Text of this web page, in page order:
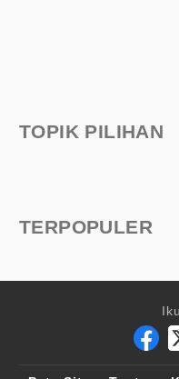
TOPIK PILIHAN
TERPOPULER